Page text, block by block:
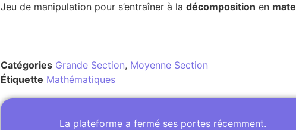
Jeu de manipulation pour s’entraîner à la décomposition en
Catégories Grande Section, Moyenne Section
Étiquette Mathématiques
La plateforme a fermé ses portes récemment.